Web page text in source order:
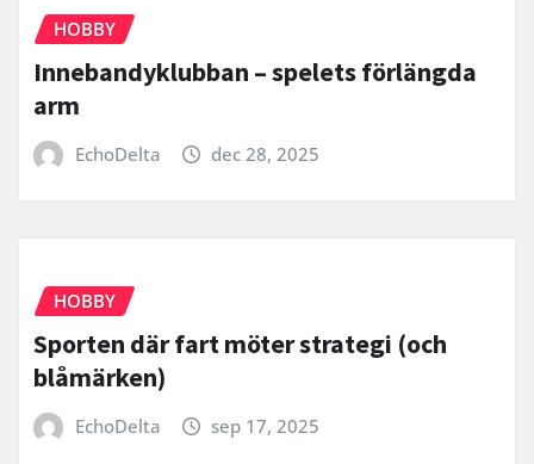
HOBBY
Innebandyklubban – spelets förlängda
arm
EchoDelta dec 28, 2025
HOBBY
Sporten där fart möter strategi (och
blåmärken)
EchoDelta sep 17, 2025